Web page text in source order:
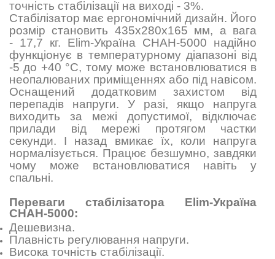
точність стабілізації на виході - 3%.
Стабілізатор має ергономічний дизайн. Його
розмір становить 435х280х165 мм, а вага
- 17,7 кг. Elim-Україна СНАН-5000 надійно
функціонує в температурному діапазоні від
-5 до +40 °C, тому може встановлюватися в
неопалюваних приміщеннях або під навісом.
Оснащений додатковим захистом від
перепадів напруги. У разі, якщо напруга
виходить за межі допустимої, відключає
прилади від мережі протягом частки
секунди. І назад вмикає їх, коли напруга
нормалізується. Працює безшумно, завдяки
чому може встановлюватися навіть у
спальні.
Переваги стабілізатора Elim-Україна
СНАН-5000:
Дешевизна.
Плавність регулювання напруги.
Висока точність стабілізації.